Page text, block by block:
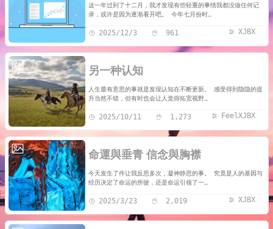
这一年过到了十二月，我才发现有些轻重的事情我都没做任何记
录，或许是因为逐渐看开吧。 今年七月份时…
XJBX
2025/12/3 961
另一种认知
人生最有意思的事就是发现认知在不断更新。 感受得到隐隐的提
升当然不错，但有时也会让人觉得拓宽视野…
FeelXJBX
2025/10/11 1,273
命運與垂青 信念與胸襟
今天发生了件让我反思多次，凝神静思的事。 究竟是人的基因与
经历决定了命运的所驶，还是命运引领了一…
XJBX
2025/3/23 2,019